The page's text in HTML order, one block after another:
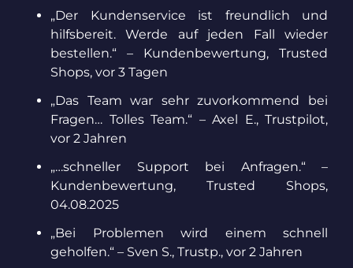
„Der Kundenservice ist freundlich und
hilfsbereit. Werde auf jeden Fall wieder
bestellen.“ – Kundenbewertung, Trusted
Shops, vor 3 Tagen
„Das Team war sehr zuvorkommend bei
Fragen… Tolles Team.“ – Axel E., Trustpilot,
vor 2 Jahren
„…schneller Support bei Anfragen.“ –
Kundenbewertung, Trusted Shops,
04.08.2025
„Bei Problemen wird einem schnell
geholfen.“ – Sven S., Trustp., vor 2 Jahren